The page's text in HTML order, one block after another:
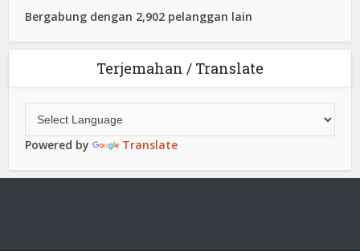
Bergabung dengan 2,902 pelanggan lain
Terjemahan / Translate
Powered by Translate